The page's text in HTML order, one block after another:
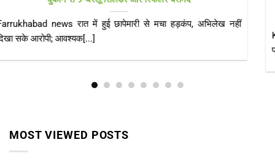
पक्का आशियाना
KAIMGANJ NEWS कायमगंज, फर्रुखाबाद। केंद्र सरकार की महत्वाकांक्षी
MOST VIEWED POSTS